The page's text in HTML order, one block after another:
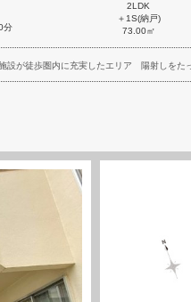
分
2LDK
＋1S(納戸)
73.00㎡
設が徒歩圏内に充実したエリア 陽射しをた